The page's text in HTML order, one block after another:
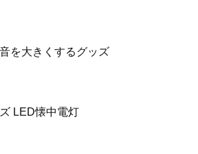
を大きくするグッズ
LED懐中電灯